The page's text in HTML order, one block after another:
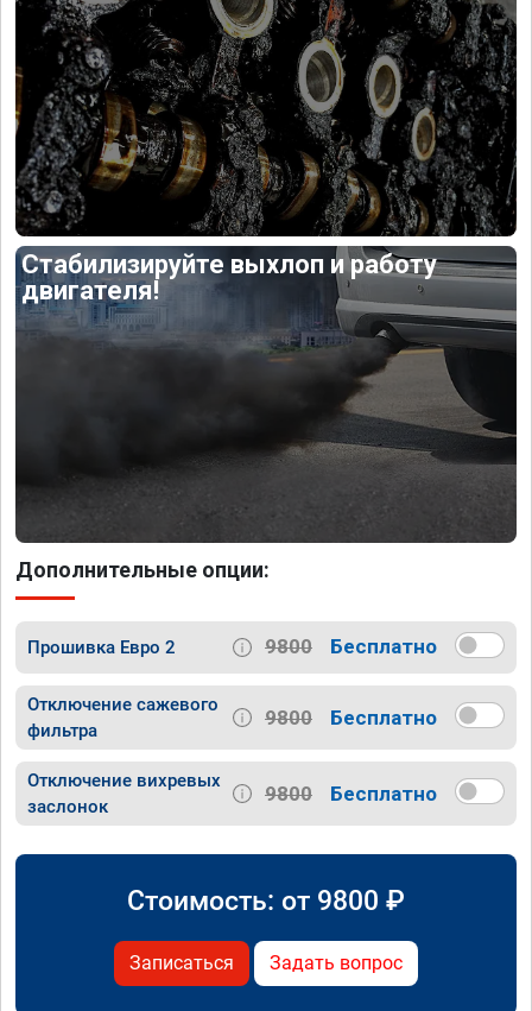
Стабилизируйте выхлоп и работу
двигателя!
Дополнительные опции:
Прошивка Евро 2 9800 Бесплатно
Отключение сажевого
фильтра
9800 Бесплатно
Отключение вихревых
заслонок
9800 Бесплатно
Стоимость: от 9800 ₽
Записаться Задать вопрос